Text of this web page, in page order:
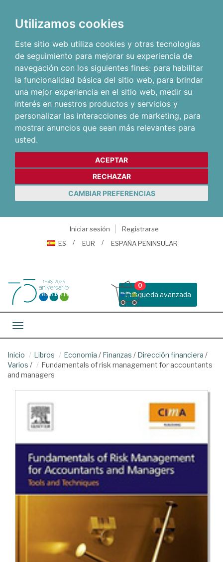
Utilizamos cookies
Este sitio web utiliza cookies y otras tecnologías
de seguimiento para mejorar su experiencia de
navegación con los siguientes fines: para habilitar
la funcionalidad básica del sitio web, para brindar
una mejor experiencia en el sitio web, medir su
interés en nuestros productos y servicios y
personalizar las interacciones de marketing, para
mostrar anuncios que sean más relevantes para
usted.
ACEPTAR
RECHAZAR
CAMBIAR PREFERENCIAS
Iniciar sesión
Registrarse
ES
EUR ESPAÑA PENINSULAR
Busqueda avanzada
0
Toggle navigation
Inicio Libros Economía / Finanzas / Dirección financiera /
Varios /
Fundamentals of risk management for accountants
and managers